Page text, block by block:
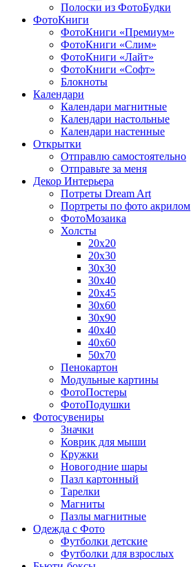
Полоски из ФотоБудки
ФотоКниги
ФотоКниги «Премиум»
ФотоКниги «Слим»
ФотоКниги «Лайт»
ФотоКниги «Софт»
Блокноты
Календари
Календари магнитные
Календари настольные
Календари настенные
Открытки
Отправлю самостоятельно
Отправьте за меня
Декор Интерьера
Потреты Dream Art
Портреты по фото акрилом
ФотоМозаика
Холсты
20х20
20х30
30х30
30х40
20х45
30х60
30х90
40х40
40х60
50х70
Пенокартон
Модульные картины
ФотоПостеры
ФотоПодушки
Фотоcувениры
Значки
Коврик для мыши
Кружки
Новогодние шары
Пазл картонный
Тарелки
Магниты
Пазлы магнитные
Одежда с Фото
Футболки детские
Футболки для взрослых